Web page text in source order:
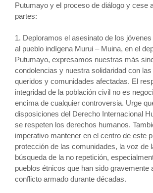
Putumayo y el proceso de diálogo y cese
partes:
1. Deploramos el asesinato de los
al pueblo indígena Murui – Muina, en el
Putumayo, expresamos nuestras más
condolencias y nuestra solidaridad con
queridos y comunidades afectadas. El
integridad de la población civil no es
encima de cualquier controversia. Urge
disposiciones del Derecho Internacional
se respeten los derechos humanos.
imperativo mantener en el centro de este
protección de las comunidades, la voz de
búsqueda de la no repetición,
pueblos étnicos que han sido gravemente
conflicto armado durante décadas.